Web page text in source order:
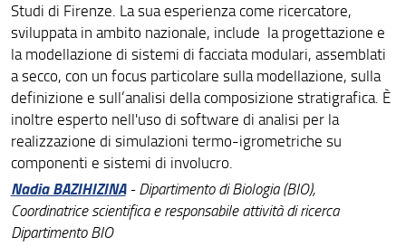
Studi di Firenze. La sua esperienza come ricercatore,
sviluppata in ambito nazionale, include la progettazione e
la modellazione di sistemi di facciata modulari, assemblati
a secco, con un focus particolare sulla modellazione, sulla
definizione e sull’analisi della composizione stratigrafica. È
inoltre esperto nell'uso di software di analisi per la
realizzazione di simulazioni termo-igrometriche su
componenti e sistemi di involucro.
Nadia BAZIHIZINA - Dipartimento di Biologia (BIO),
Coordinatrice scientifica e responsabile attività di ricerca
Dipartimento BIO